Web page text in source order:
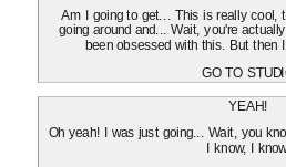
Am I going to get... This is really cool,
going around and... Wait, you're
been obsessed with this. But then
GO TO
YEAH!
Oh yeah! I was just going... Wait, you
I know, I